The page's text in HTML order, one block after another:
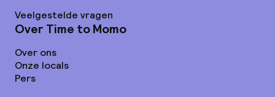
Veelgestelde vragen
Over Time to Momo
Over ons
Onze locals
Pers